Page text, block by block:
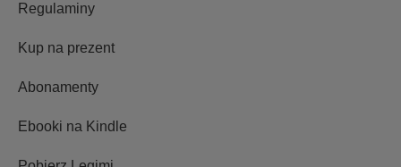
Regulaminy
Kup na prezent
Abonamenty
Ebooki na Kindle